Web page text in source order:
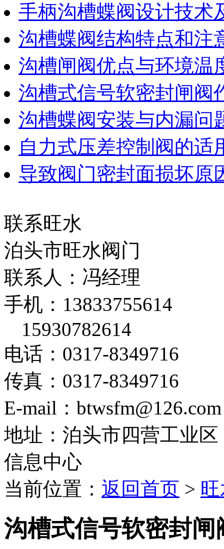
手柄沟槽蝶阀设计技术
沟槽蝶阀结构特点和注
沟槽闸阀优点与环境温
沟槽式信号软密封闸阀
沟槽蝶阀安装与内漏问
自力式压差控制阀的适
导致阀门密封面损坏原
联系旺水
泊头市旺水阀门
联系人：冯经理
手机：13833755614
15930782614
电话：0317-8349716
传真：0317-8349716
E-mail：btwsfm@126.com
地址：泊头市四营工业区
信息中心
当前位置： 返回首页 >
沟槽式信号软密封